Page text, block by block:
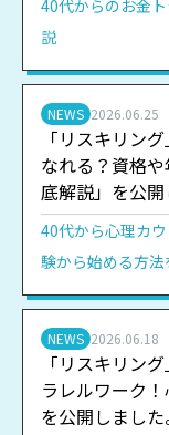
40代からのお金
説
NEWS 2026.06.25
「リスキリン
なれる？資格
底解説」を公開
40代から心理カ
験から始める方
NEWS 2026.06.18
「リスキリン
ラレルワーク
を公開しました